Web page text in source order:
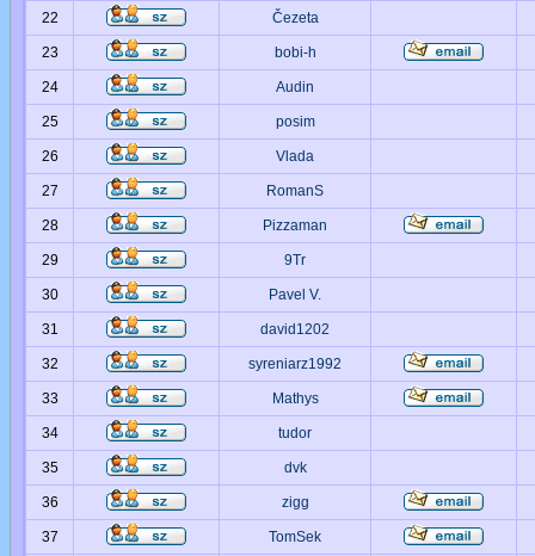
22 Čezeta
23 bobi-h
24 Audin
25 posim
26 Vlada
27 RomanS
28 Pizzaman
29 9Tr
30 Pavel V.
31 david1202
32 syreniarz1992
33 Mathys
34 tudor
35 dvk
36 zigg
37 TomSek